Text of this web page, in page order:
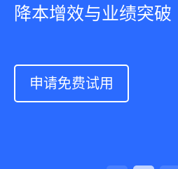
增长难题
申请免费试用
降本增效与业绩突破
申请免费试用
提升忠诚度和营销效果
申请免费试用
界，提升顾客体验
申请免费试用